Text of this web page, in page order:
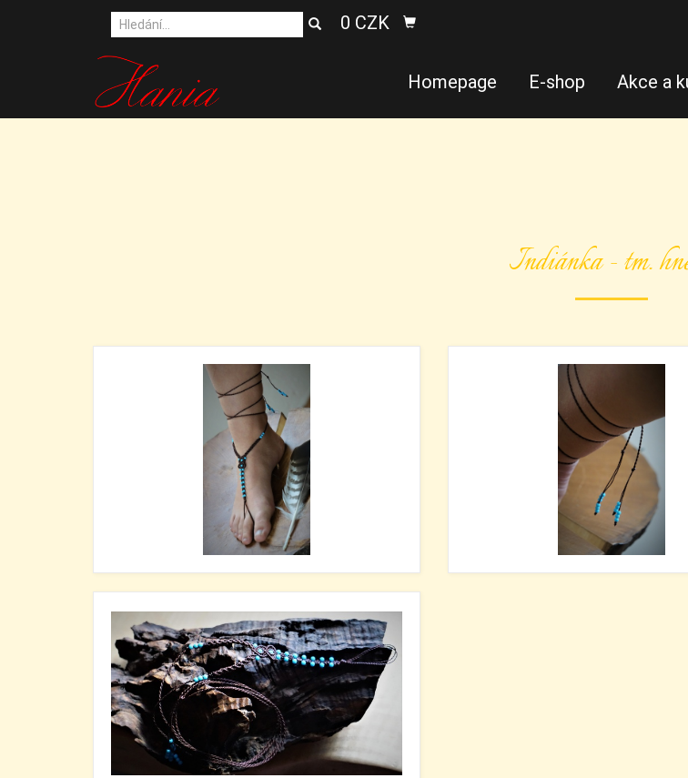
0 CZK
Homepage E-shop Akce a
Indiánka - tm.